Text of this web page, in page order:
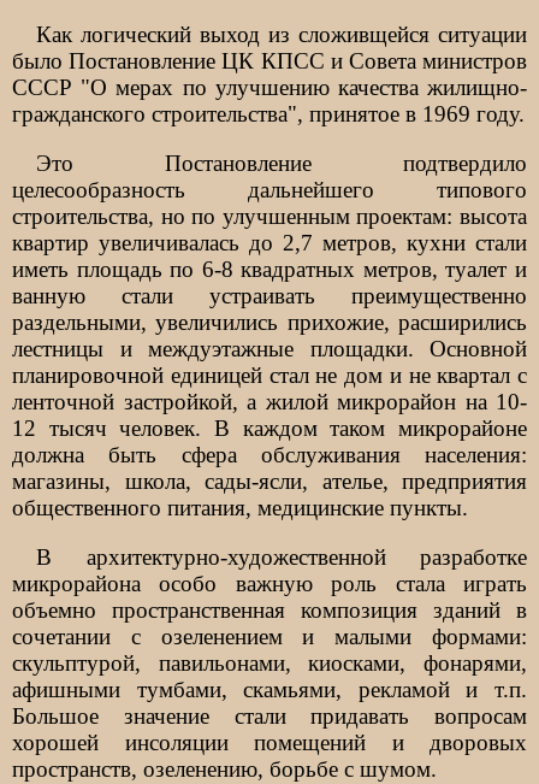
Как логический выход из сложивщейся ситуации
было Постановление ЦК КПСС и Совета министров
СССР "О мерах по улучшению качества жилищно-
гражданского строительства", принятое в 1969 году.
Это Постановление подтвердило
целесообразность дальнейшего типового
строительства, но по улучшенным проектам: высота
квартир увеличивалась до 2,7 метров, кухни стали
иметь площадь по 6-8 квадратных метров, туалет и
ванную стали устраивать преимущественно
раздельными, увеличились прихожие, расширились
лестницы и междуэтажные площадки. Основной
планировочной единицей стал не дом и не квартал с
ленточной застройкой, а жилой микрорайон на 10-
12 тысяч человек. В каждом таком микрорайоне
должна быть сфера обслуживания населения:
магазины, школа, сады-ясли, ателье, предприятия
общественного питания, медицинские пункты.
В архитектурно-художественной разработке
микрорайона особо важную роль стала играть
объемно пространственная композиция зданий в
сочетании с озеленением и малыми формами:
скульптурой, павильонами, киосками, фонарями,
афишными тумбами, скамьями, рекламой и т.п.
Большое значение стали придавать вопросам
хорошей инсоляции помещений и дворовых
пространств, озеленению, борьбе с шумом.